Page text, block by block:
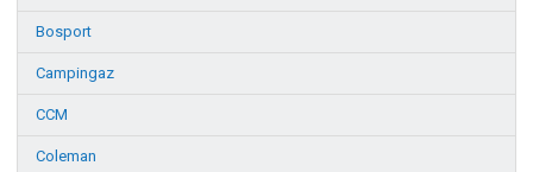
Bosport
Campingaz
CCM
Coleman